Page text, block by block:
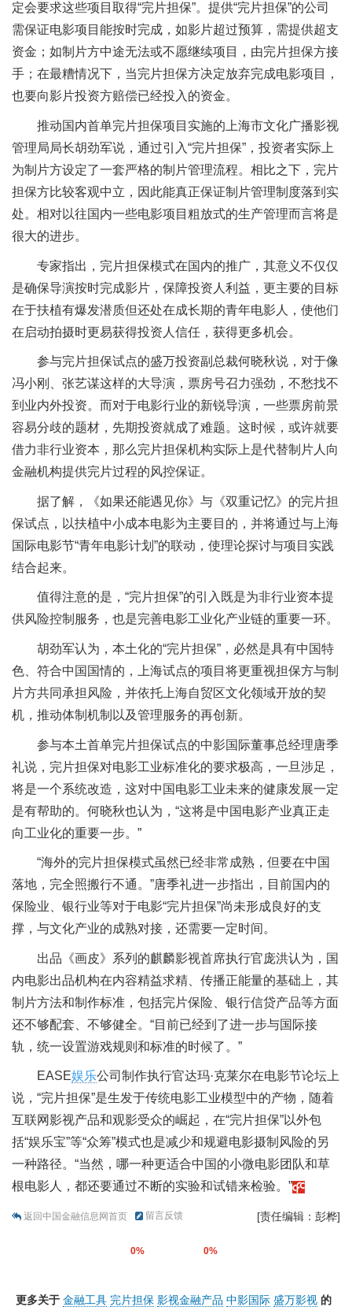
定会要求这些项目取得“完片担保”。提供“完片担保”的公司
需保证电影项目能按时完成，如影片超过预算，需提供超支
资金；如制片方中途无法或不愿继续项目，由完片担保方接
手；在最糟情况下，当完片担保方决定放弃完成电影项目，
也要向影片投资方赔偿已经投入的资金。
推动国内首单完片担保项目实施的上海市文化广播影视
管理局局长胡劲军说，通过引入“完片担保”，投资者实际上
为制片方设定了一套严格的制片管理流程。相比之下，完片
担保方比较客观中立，因此能真正保证制片管理制度落到实
处。相对以往国内一些电影项目粗放式的生产管理而言将是
很大的进步。
专家指出，完片担保模式在国内的推广，其意义不仅仅
是确保导演按时完成影片，保障投资人利益，更主要的目标
在于扶植有爆发潜质但还处在成长期的青年电影人，使他们
在启动拍摄时更易获得投资人信任，获得更多机会。
参与完片担保试点的盛万投资副总裁何晓秋说，对于像
冯小刚、张艺谋这样的大导演，票房号召力强劲，不愁找不
到业内外投资。而对于电影行业的新锐导演，一些票房前景
容易分歧的题材，先期投资就成了难题。这时候，或许就要
借力非行业资本，那么完片担保机构实际上是代替制片人向
金融机构提供完片过程的风控保证。
据了解，《如果还能遇见你》与《双重记忆》的完片担
保试点，以扶植中小成本电影为主要目的，并将通过与上海
国际电影节“青年电影计划”的联动，使理论探讨与项目实践
结合起来。
值得注意的是，“完片担保”的引入既是为非行业资本提
供风险控制服务，也是完善电影工业化产业链的重要一环。
胡劲军认为，本土化的“完片担保”，必然是具有中国特
色、符合中国国情的，上海试点的项目将更重视担保方与制
片方共同承担风险，并依托上海自贸区文化领域开放的契
机，推动体制机制以及管理服务的再创新。
参与本土首单完片担保试点的中影国际董事总经理唐季
礼说，完片担保对电影工业标准化的要求极高，一旦涉足，
将是一个系统改造，这对中国电影工业未来的健康发展一定
是有帮助的。何晓秋也认为，“这将是中国电影产业真正走
向工业化的重要一步。”
“海外的完片担保模式虽然已经非常成熟，但要在中国
落地，完全照搬行不通。”唐季礼进一步指出，目前国内的
保险业、银行业等对于电影“完片担保”尚未形成良好的支
撑，与文化产业的成熟对接，还需要一定时间。
出品《画皮》系列的麒麟影视首席执行官庞洪认为，国
内电影出品机构在内容精益求精、传播正能量的基础上，其
制片方法和制作标准，包括完片保险、银行信贷产品等方面
还不够配套、不够健全。“目前已经到了进一步与国际接
轨，统一设置游戏规则和标准的时候了。”
EASE娱乐公司制作执行官达玛·克莱尔在电影节论坛上
说，“完片担保”是生发于传统电影工业模型中的产物，随着
互联网影视产品和观影受众的崛起，在“完片担保”以外包
括“娱乐宝”等“众筹”模式也是减少和规避电影摄制风险的另
一种路径。“当然，哪一种更适合中国的小微电影团队和草
根电影人，都还要通过不断的实验和试错来检验。”
返回中国金融信息网首页 留言反馈 [责任编辑：彭桦]
0% 0%
更多关于 金融工具 完片担保 影视金融产品 中影国际 盛万影视 的